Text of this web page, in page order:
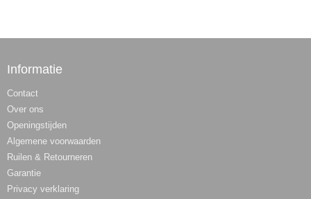
Informatie
Contact
Over ons
Openingstijden
Algemene voorwaarden
Ruilen & Retourneren
Garantie
Privacy verklaring